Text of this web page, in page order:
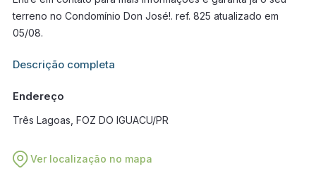
terreno no Condomínio Don José!. ref. 825 atualizado em
05/08.
Informações adicionais sobre este imóvel estarão disponíveis
Descrição completa
Endereço
Três Lagoas, FOZ DO IGUACU/PR
Ver localização no mapa